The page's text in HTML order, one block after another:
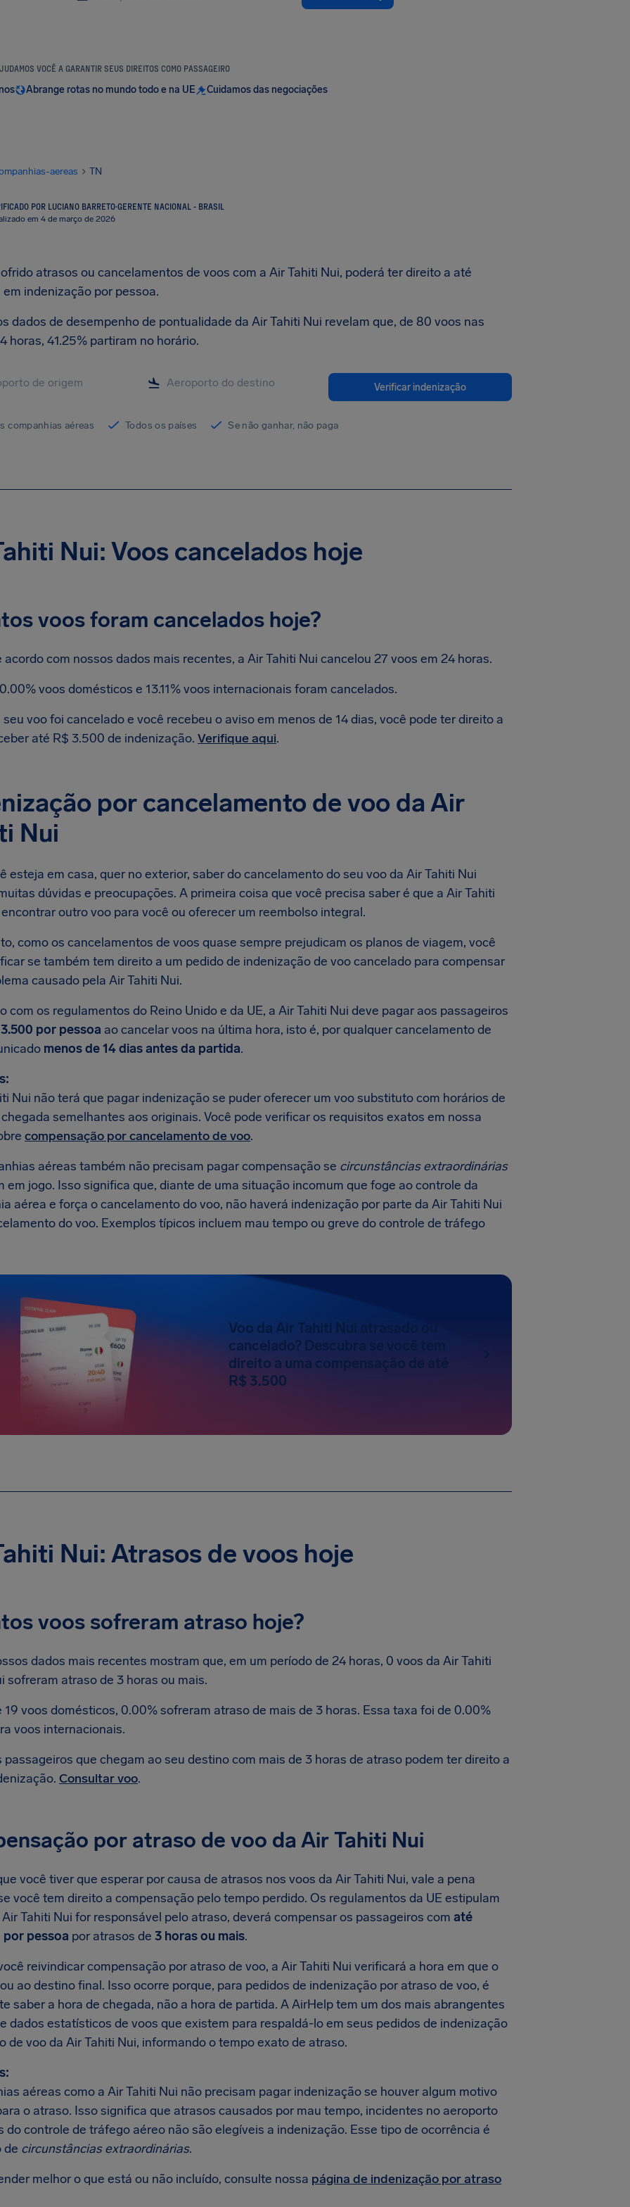
VOCÊ A GARANTIR SEUS DIREITOS COMO PASSAGEIRO
Abrange rotas no mundo todo e na UE Cuidamos das negociações
aereas TN
POR LUCIANO BARRETO·GERENTE NACIONAL - BRASIL
em 4 de março de 2026
atrasos ou cancelamentos de voos com a Air Tahiti Nui, poderá ter direito a até
em indenização por pessoa.
dados de desempenho de pontualidade da Air Tahiti Nui revelam que, de 80 voos nas
horas, 41.25% partiram no horário.
Verificar indenização
companhias aéreas Todos os países Se não ganhar, não paga
Nui: Voos cancelados hoje
voos foram cancelados hoje?
acordo com nossos dados mais recentes, a Air Tahiti Nui cancelou 27 voos em 24 horas.
voos domésticos e 13.11% voos internacionais foram cancelados.
seu voo foi cancelado e você recebeu o aviso em menos de 14 dias, você pode ter direito a
até R$ 3.500 de indenização. Verifique aqui.
por cancelamento de voo da Air
Nui
esteja em casa, quer no exterior, saber do cancelamento do seu voo da Air Tahiti Nui
dúvidas e preocupações. A primeira coisa que você precisa saber é que a Air Tahiti
outro voo para você ou oferecer um reembolso integral.
como os cancelamentos de voos quase sempre prejudicam os planos de viagem, você
se também tem direito a um pedido de indenização de voo cancelado para compensar
causado pela Air Tahiti Nui.
com os regulamentos do Reino Unido e da UE, a Air Tahiti Nui deve pagar aos passageiros
por pessoa ao cancelar voos na última hora, isto é, por qualquer cancelamento de
menos de 14 dias antes da partida.
Nui não terá que pagar indenização se puder oferecer um voo substituto com horários de
semelhantes aos originais. Você pode verificar os requisitos exatos em nossa
compensação por cancelamento de voo.
aéreas também não precisam pagar compensação se circunstâncias extraordinárias
em jogo. Isso significa que, diante de uma situação incomum que foge ao controle da
aérea e força o cancelamento do voo, não haverá indenização por parte da Air Tahiti Nui
do voo. Exemplos típicos incluem mau tempo ou greve do controle de tráfego
Voo da Air Tahiti Nui atrasado ou
cancelado? Descubra se você tem
direito a uma compensação de até
R$ 3.500
Nui: Atrasos de voos hoje
voos sofreram atraso hoje?
dados mais recentes mostram que, em um período de 24 horas, 0 voos da Air Tahiti
sofreram atraso de 3 horas ou mais.
19 voos domésticos, 0.00% sofreram atraso de mais de 3 horas. Essa taxa foi de 0.00%
voos internacionais.
passageiros que chegam ao seu destino com mais de 3 horas de atraso podem ter direito a
Consultar voo.
por atraso de voo da Air Tahiti Nui
você tiver que esperar por causa de atrasos nos voos da Air Tahiti Nui, vale a pena
você tem direito a compensação pelo tempo perdido. Os regulamentos da UE estipulam
Tahiti Nui for responsável pelo atraso, deverá compensar os passageiros com até
por pessoa por atrasos de 3 horas ou mais.
reivindicar compensação por atraso de voo, a Air Tahiti Nui verificará a hora em que o
ao destino final. Isso ocorre porque, para pedidos de indenização por atraso de voo, é
saber a hora de chegada, não a hora de partida. A AirHelp tem um dos mais abrangentes
dados estatísticos de voos que existem para respaldá-lo em seus pedidos de indenização
de voo da Air Tahiti Nui, informando o tempo exato de atraso.
aéreas como a Air Tahiti Nui não precisam pagar indenização se houver algum motivo
o atraso. Isso significa que atrasos causados por mau tempo, incidentes no aeroporto
do controle de tráfego aéreo não são elegíveis a indenização. Esse tipo de ocorrência é
de circunstâncias extraordinárias.
melhor o que está ou não incluído, consulte nossa página de indenização por atraso